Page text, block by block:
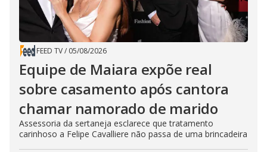
FEED TV/ 05/08/2026
Equipe de Maiara expõe real
sobre casamento após cantora
chamar namorado de marido
Assessoria da sertaneja esclarece que tratamento
carinhoso a Felipe Cavalliere não passa de uma brincadeira